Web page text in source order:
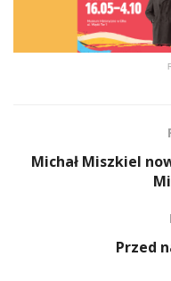
Michał Miszkiel
Przed